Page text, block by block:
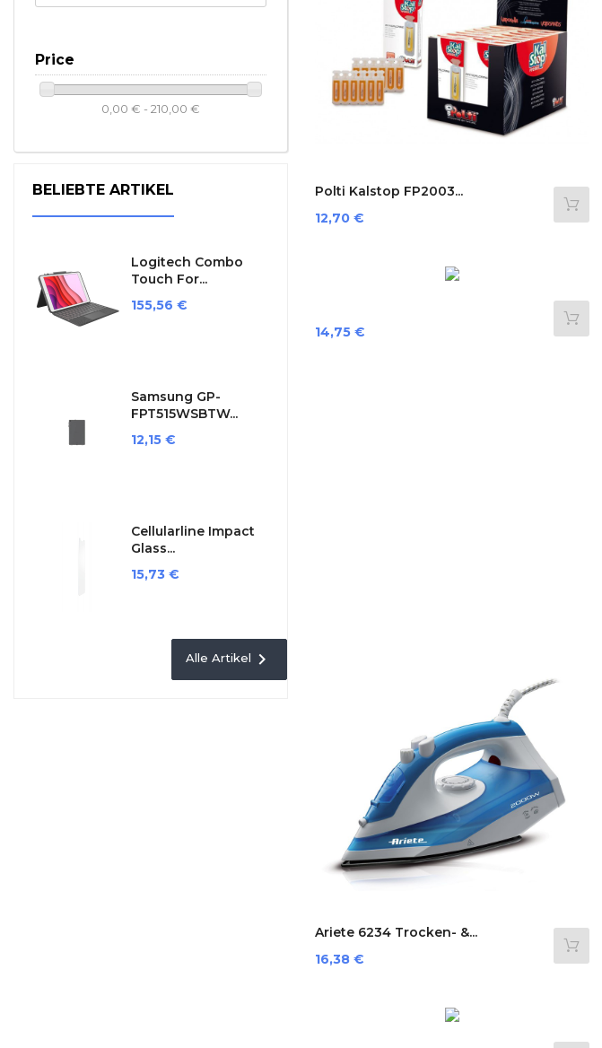
Price
0,00 € - 210,00 €
BELIEBTE ARTIKEL
Logitech Combo
Touch For...
Preis
155,56 €
Samsung GP-
FPT515WSBTW...
Preis
12,15 €
Cellularline Impact
Glass...
Preis
15,73 €
Alle Artikel 
Polti Kalstop FP2003...
Preis
12,70 €
Preis
14,75 €
Ariete 6234 Trocken- &...
Preis
16,38 €